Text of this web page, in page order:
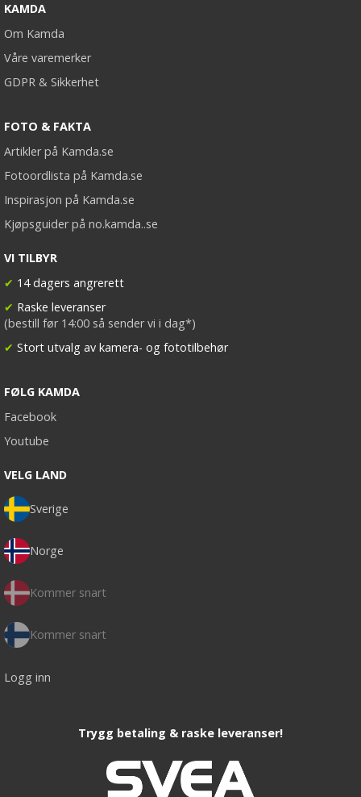
KAMDA
Om Kamda
Våre varemerker
GDPR & Sikkerhet
FOTO & FAKTA
Artikler på Kamda.se
Fotoordlista på Kamda.se
Inspirasjon på Kamda.se
Kjøpsguider på no.kamda..se
VI TILBYR
✔ 14 dagers angrerett
✔ Raske leveranser
(bestill før 14:00 så sender vi i dag*)
✔ Stort utvalg av kamera- og fototilbehør
FØLG KAMDA
Facebook
Youtube
VELG LAND
Sverige
Norge
Kommer snart
Kommer snart
Logg inn
Trygg betaling & raske leveranser!